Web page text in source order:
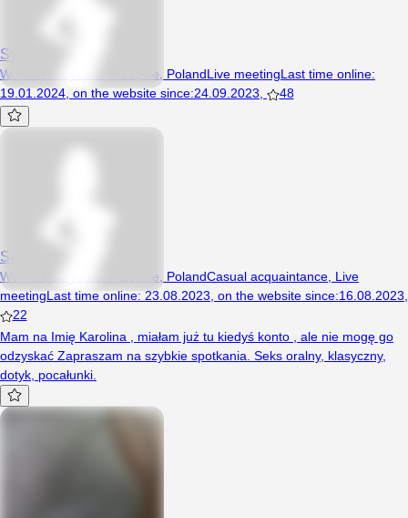
Sylwia310
Woman, 34 years, Krzepice, PolandLive meetingLast time online:
19.01.2024 on the website since:24.09.2023 48
SuroweAwokado
Woman, 33 years, Krzepice, PolandCasual acquaintance Live
meetingLast time online: 23.08.2023 on the website since:16.08.2023
22
Mam na Imię Karolina , miałam już tu kiedyś konto , ale nie mogę go
odzyskać Zapraszam na szybkie spotkania. Seks oralny, klasyczny,
dotyk, pocałunki.